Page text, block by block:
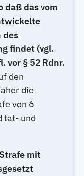
daß das vom
des
findet (vgl.
vor § 52 Rdnr.
den
die
von 6
tat- und
mit